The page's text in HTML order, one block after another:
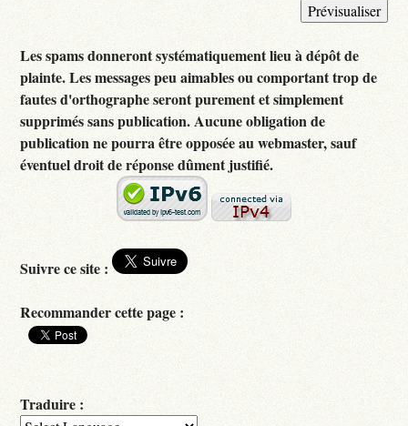
Les spams donneront systématiquement lieu à dépôt de
plainte. Les messages peu aimables ou comportant trop de
fautes d'orthographe seront purement et simplement
supprimés sans publication. Aucune obligation de
publication ne pourra être opposée au webmaster, sauf
éventuel droit de réponse dûment justifié.
Suivre ce site :
Recommander cette page :
Traduire :